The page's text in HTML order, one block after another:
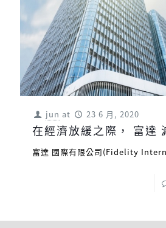
jun at 23 6 月, 2020
在經濟放緩之際， 富達
富達 國際有限公司(Fidelity